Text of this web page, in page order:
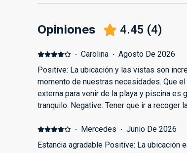
Opiniones 4.45 (4)
· Carolina · Agosto De 2026
Positive: La ubicación y las vistas son
momento de nuestras necesidades. Que
externa para venir de la playa y piscina es
tranquilo. Negative: Tener que ir a recoger
·
Mercedes · Junio De 2026
Estancia agradable Positive: La ubicación